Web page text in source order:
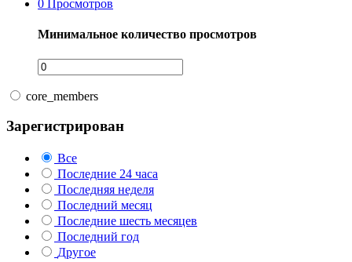
0 Просмотров
Минимальное количество просмотров
core_members
Зарегистрирован
Все
Последние 24 часа
Последняя неделя
Последний месяц
Последние шесть месяцев
Последний год
Другое